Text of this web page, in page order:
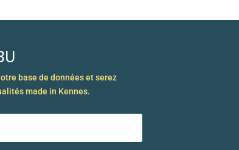
base de données et serez
made in Kennes.